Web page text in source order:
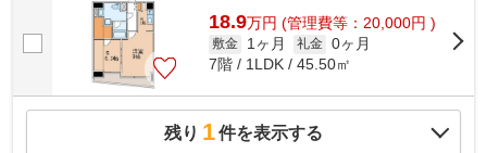
18.9万円 (管理費等：20,000円 )
敷金 1ヶ月 礼金 0ヶ月
7階 / 1LDK / 45.50㎡
残り 1件を表示する